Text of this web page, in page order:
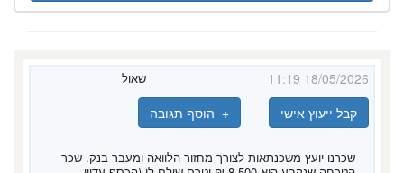
18/05/2026 11:19 שאול
שכרנו יועץ משכנתאות לצורך מחזור הלוואה ומעבר בנק. שכר
+ הוסף תגובה קבל ייעוץ אישי